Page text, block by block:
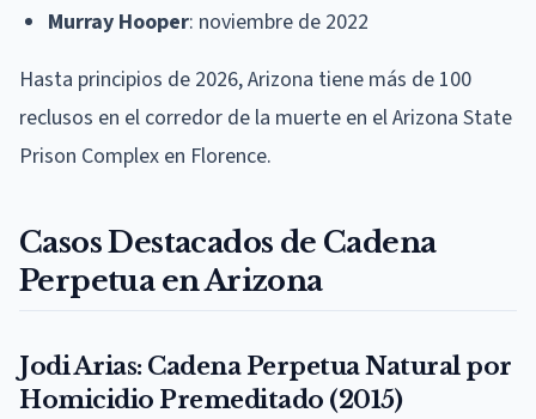
Murray Hooper: noviembre de 2022
Hasta principios de 2026, Arizona tiene más de 100
reclusos en el corredor de la muerte en el Arizona State
Prison Complex en Florence.
Casos Destacados de Cadena
Perpetua en Arizona
Jodi Arias: Cadena Perpetua Natural por
Homicidio Premeditado (2015)